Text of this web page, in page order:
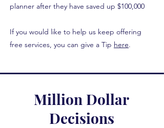
planner after they have saved up $100,000
If you would like to help us keep offering
free services, you can give a Tip here.
Million Dollar
Decisions